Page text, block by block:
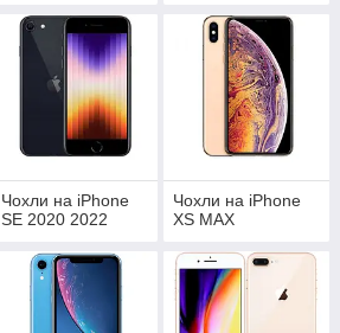
Чохли на iPhone
SE 2020 2022
Чохли на iPhone
XS MAX